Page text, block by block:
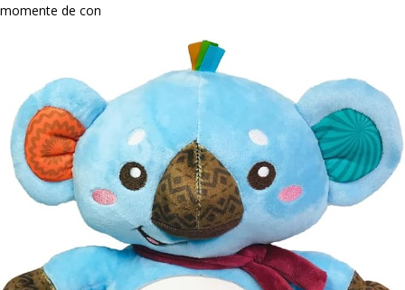
momente de con